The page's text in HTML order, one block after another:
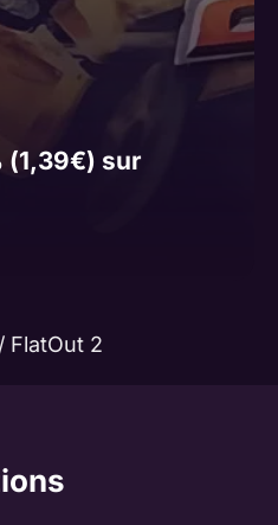
(1,39€) sur
/ FlatOut 2